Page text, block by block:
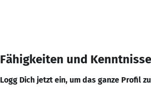
Fähigkeiten und Kenntnisse
Logg Dich jetzt ein, um das ganze Profil